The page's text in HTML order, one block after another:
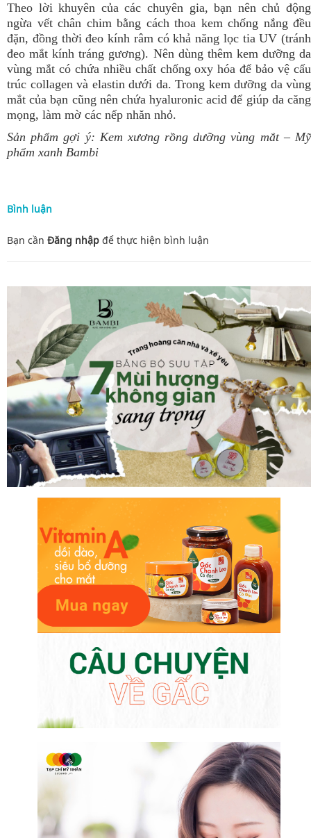
Theo lời khuyên của các chuyên gia, bạn nên chủ động
ngừa vết chân chim bằng cách thoa kem chống nắng đều
đặn, đồng thời đeo kính râm có khả năng lọc tia UV (tránh
đeo mắt kính tráng gương). Nên dùng thêm kem dưỡng da
vùng mắt có chứa nhiều chất chống oxy hóa để bảo vệ cấu
trúc collagen và elastin dưới da. Trong kem dưỡng da vùng
mắt của bạn cũng nên chứa hyaluronic acid để giúp da căng
mọng, làm mờ các nếp nhăn nhỏ.
Sản phẩm gợi ý: Kem xương rồng dưỡng vùng mắt– Mỹ
phẩm xanh Bambi
Bình luận
Bạn cần Đăng nhập để thực hiện bình luận